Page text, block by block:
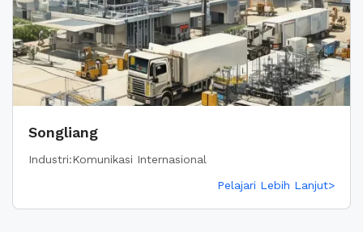
Songliang
Industri:Komunikasi Internasional
Pelajari Lebih Lanjut>